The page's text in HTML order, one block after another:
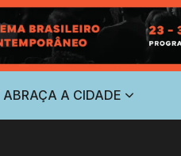
A CIDADE